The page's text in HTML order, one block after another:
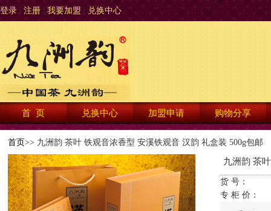
登录 注册 我要加盟 兑换中心
首 页 兑换中心 加盟申请 购物分享
首页>> 九洲韵 茶叶 铁观音浓香型 安溪铁观音 汉韵 礼盒装 500g包邮
九洲韵 茶
货 号：
专 柜 价：